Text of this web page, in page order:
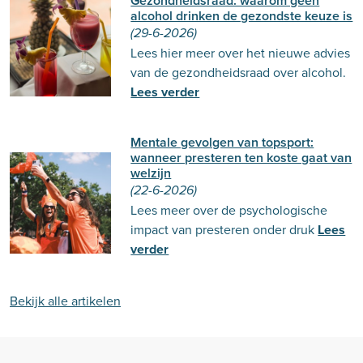
alcohol drinken de gezondste keuze is
(29-6-2026)
Lees hier meer over het nieuwe advies
van de gezondheidsraad over alcohol.
Lees verder
Mentale gevolgen van topsport:
wanneer presteren ten koste gaat van
welzijn
(22-6-2026)
Lees meer over de psychologische
impact van presteren onder druk Lees
verder
Bekijk alle artikelen